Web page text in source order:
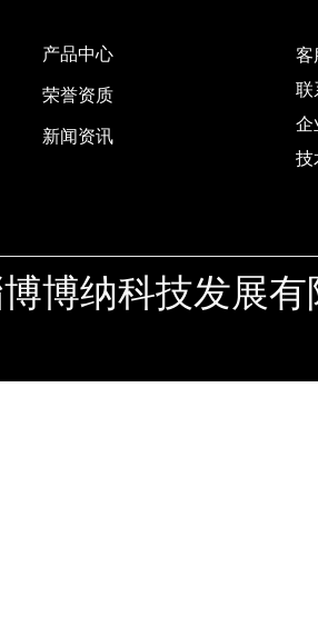
产品中心
荣誉资质
新闻资讯
客
联
企
技
博纳科技发展有